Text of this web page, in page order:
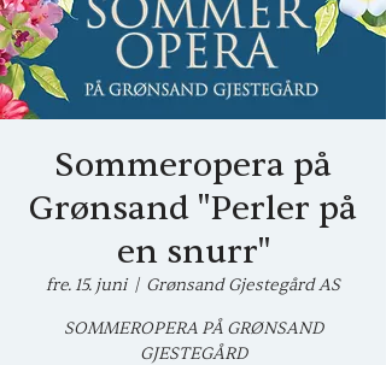
Sommeropera på
Grønsand "Perler på
en snurr"
fre. 15. juni
  |
Grønsand Gjestegård AS
SOMMEROPERA PÅ GRØNSAND
GJESTEGÅRD